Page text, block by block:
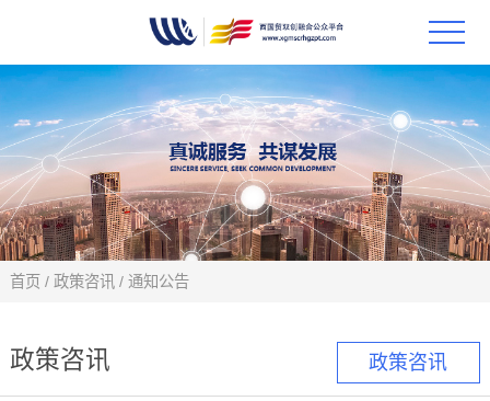
首页
政策
科技
合作
政策咨讯
首页 / 政策咨讯 / 通知公告
政策咨讯